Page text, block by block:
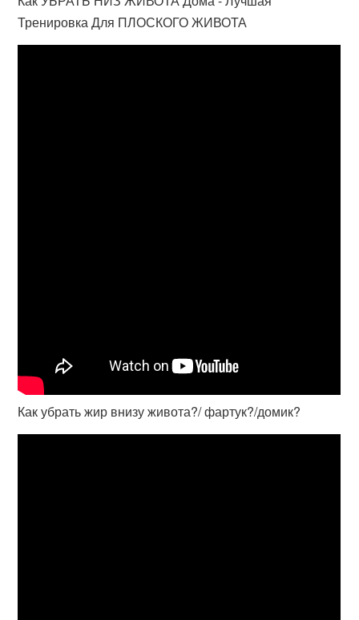
Тренировка Для ПЛОСКОГО ЖИВОТА
Как убрать жир внизу живота?/ фартук?/домик?